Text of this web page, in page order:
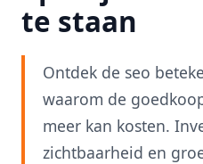
te staan
Ontdek de seo
waarom de
meer kan kosten.
zichtbaarheid en